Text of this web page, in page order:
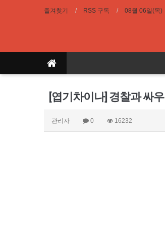
즐겨찾기 RSS 구독 08월 06일(목)
[엽기차이나] 경찰과 싸
관리자 0 16232